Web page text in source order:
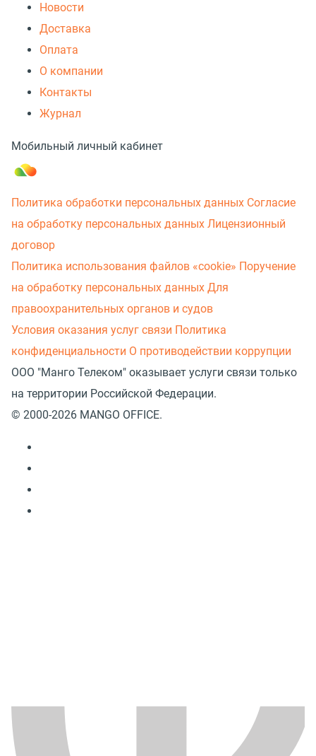
Новости
Доставка
Оплата
О компании
Контакты
Журнал
Мобильный личный кабинет
Политика обработки персональных данных Согласие
на обработку персональных данных Лицензионный
договор
Политика использования файлов «cookie» Поручение
на обработку персональных данных Для
правоохранительных органов и судов
Условия оказания услуг связи Политика
конфиденциальности О противодействии коррупции
ООО "Манго Телеком" оказывает услуги связи только
на территории Российской Федерации.
© 2000-2026 MANGO OFFICE.